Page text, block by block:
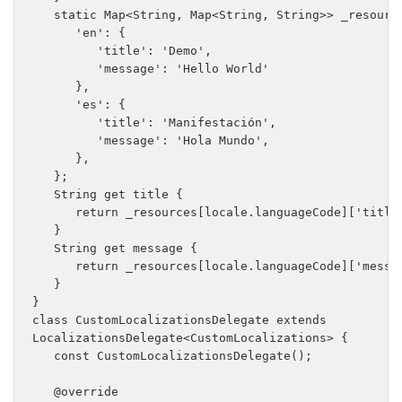
static Map<String, Map<String, String>>
      'en': {
         'title': 'Demo',
         'message': 'Hello World'
      },
      'es': {
         'title': 'Manifestación',
         'message': 'Hola Mundo',
      },
   };
   String get title {
return
   }
   String get message {
return
   }
}
class CustomLocalizationsDelegate extends
LocalizationsDelegate<CustomLocalizations> {
   const CustomLocalizationsDelegate();
   @override